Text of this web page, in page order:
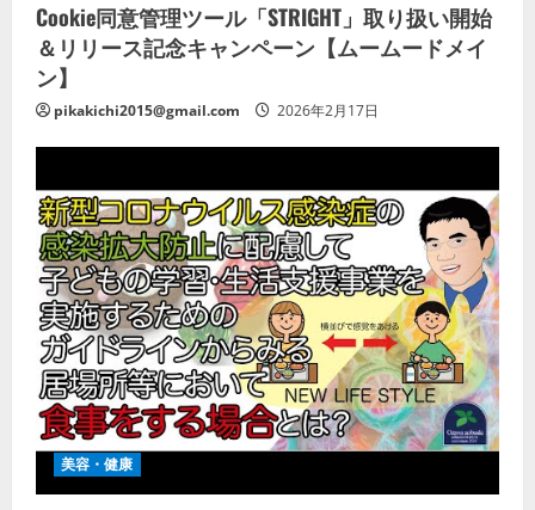
Cookie同意管理ツール「STRIGHT」取り扱い開始
＆リリース記念キャンペーン【ムームードメイ
ン】
pikakichi2015@gmail.com 2026年2月17日
美容・健康